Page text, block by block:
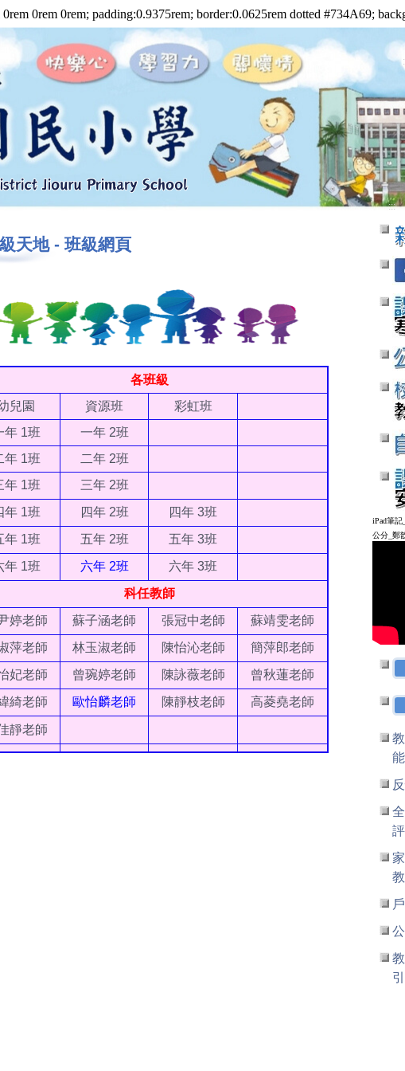
0rem 0rem; padding:0.9375rem; border:0.0625rem dotted #734A69;
天地- 班級網頁
各班級
兒園
資源班 彩虹班
年 1班
一年 2班
年 1班
二年 2班
年 1班
三年 2班
年 1班
四年 2班
四年 3班
年 1班
五年 2班
五年 3班
年 1班
六年 2班
六年 3班
科任教師
婷老師
蘇子涵老師 張冠中老師
蘇靖雯老師
萍老師
林玉淑老師 陳怡沁老師
簡萍郎老師
妃老師
曾琬婷老師 陳詠薇老師
曾秋蓮老師
綺老師
歐怡麟老師 陳靜枝老師 高菱堯老師
靜老師
:::
iPad筆
公分_鄭